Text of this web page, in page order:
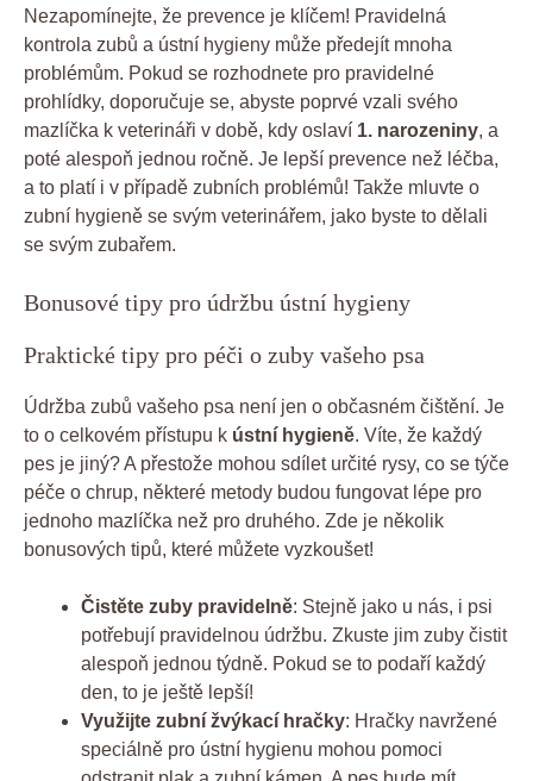
Nezapomínejte, že prevence je klíčem! Pravidelná
kontrola zubů a ústní hygieny může předejít mnoha
problémům. Pokud se rozhodnete pro pravidelné
prohlídky, doporučuje se, abyste poprvé vzali svého
mazlíčka k veterináři v době, kdy oslaví 1. narozeniny, a
poté alespoň jednou ročně. Je lepší prevence než léčba,
a to platí i v případě zubních problémů! Takže mluvte o
zubní hygieně se svým veterinářem, jako byste to dělali
se svým zubařem.
Bonusové tipy pro údržbu ústní hygieny
Praktické tipy pro péči o zuby vašeho psa
Údržba zubů vašeho psa není jen o občasném čištění. Je
to o celkovém přístupu k ústní hygieně. Víte, že každý
pes je jiný? A přestože mohou sdílet určité rysy, co se týče
péče o chrup, některé metody budou fungovat lépe pro
jednoho mazlíčka než pro druhého. Zde je několik
bonusových tipů, které můžete vyzkoušet!
Čistěte zuby pravidelně: Stejně jako u nás, i psi
potřebují pravidelnou údržbu. Zkuste jim zuby čistit
alespoň jednou týdně. Pokud se to podaří každý
den, to je ještě lepší!
Využijte zubní žvýkací hračky: Hračky navržené
speciálně pro ústní hygienu mohou pomoci